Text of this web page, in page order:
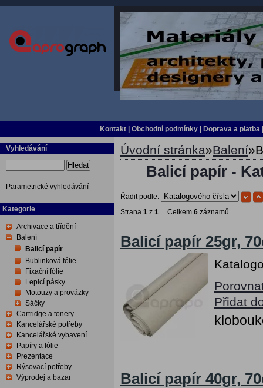
Kontakt Obchodní podmínky Doprava a platba
Vyhledávání
Hledat
Parametrické vyhledávání
Kategorie
Archivace a třídění
Balení
Balicí papír
Bublinková fólie
Fixační fólie
Lepicí pásky
Motouzy a provázky
Sáčky
Cartridge a tonery
Kancelářské potřeby
Kancelářské vybavení
Papíry a fólie
Prezentace
Rýsovací potřeby
Výprodej a bazar
Úvodní stránka»Balení»
Balicí papír -
Řadit podle:
Strana 1 z 1 Celkem 6 záznamů
Balicí papír 25gr,
Přidat
Balicí papír 40gr,